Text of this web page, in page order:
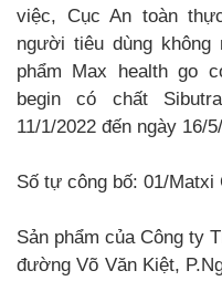
việc, Cục An toàn
người tiêu dùng
phẩm Max health go
begin có chất
11/1/2022 đến ngày 16/
Số tự công bố: 01/Matxi
Sản phẩm của Công ty
đường Võ Văn Kiệt,